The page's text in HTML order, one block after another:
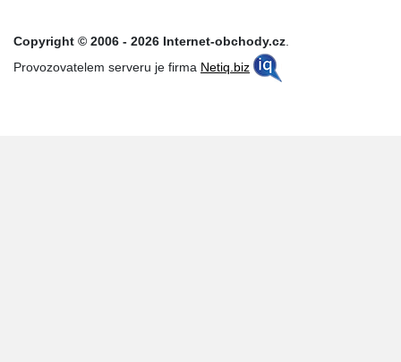
Copyright © 2006 - 2026 Internet-obchody.cz.
Provozovatelem serveru je firma Netiq.biz